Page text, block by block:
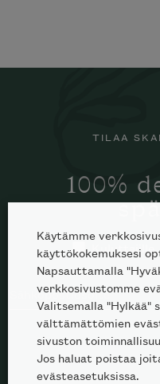
TILAA
100%
Kuluttajille
Käytämme
käyttökokemuksesi
Napsauttamalla
verkkosivustomme
Valitsemalla "Hylkää"
välttämättömien
sivuston
Jos haluat poistaa
evästeasetuksissa.